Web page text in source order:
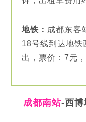
地铁： 成都东客
18号线到达地
出，票价：7元
成都南站-西博